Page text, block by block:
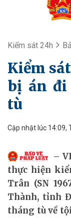
Kiểm sát 24h
Kiểm
bị án đi
tù
Cập nhật lúc
thực hiện
Trân (SN
Thành, tỉnh
tháng tù về